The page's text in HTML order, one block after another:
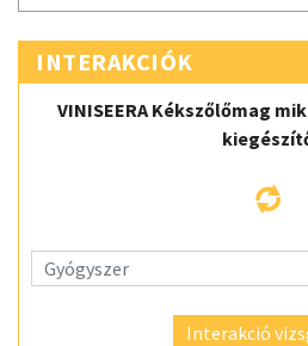
INTERAKCIÓK
VINISEERA Kékszőlőmag
Interakció